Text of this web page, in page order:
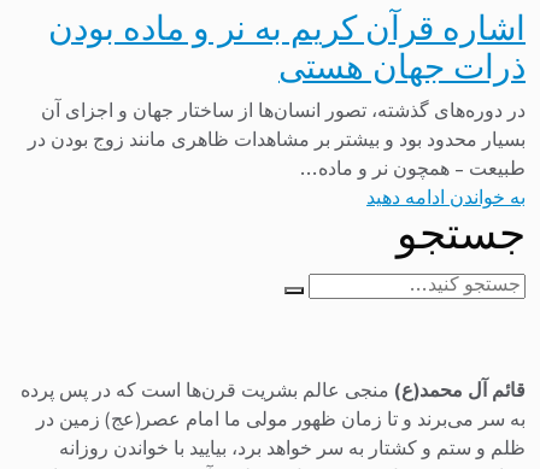
اشاره قرآن کریم به نر و ماده بودن
ذرات جهان هستی
در دوره‌های گذشته، تصور انسان‌ها از ساختار جهان و اجزای آن
بسیار محدود بود و بیشتر بر مشاهدات ظاهری مانند زوج بودن در
طبیعت – همچون نر و ماده...
به خواندن ادامه دهید
جستجو
جستجو
قائم آل محمد(ع) منجی عالم بشریت قرن‌ها است که در پس پرده
به سر می‌برند و تا زمان ظهور مولی ما امام عصر(عج) زمین در
ظلم و ستم و کشتار به سر خواهد برد، بیایید با خواندن روزانه